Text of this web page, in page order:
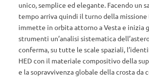
unico, semplice ed elegante. Facendo un
tempo arriva quindi il turno della missione
immette in orbita attorno a Vesta e inizia
strumenti un’analisi sistematica
conferma, su tutte le scale spaziali,
HED con il materiale compositivo della
e la sopravvivenza globale della crosta da